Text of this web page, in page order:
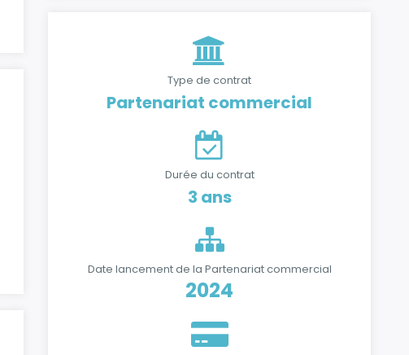
Type de contrat
Partenariat commercial
Durée du contrat
3 ans
Date lancement de la Partenariat commercial
2024